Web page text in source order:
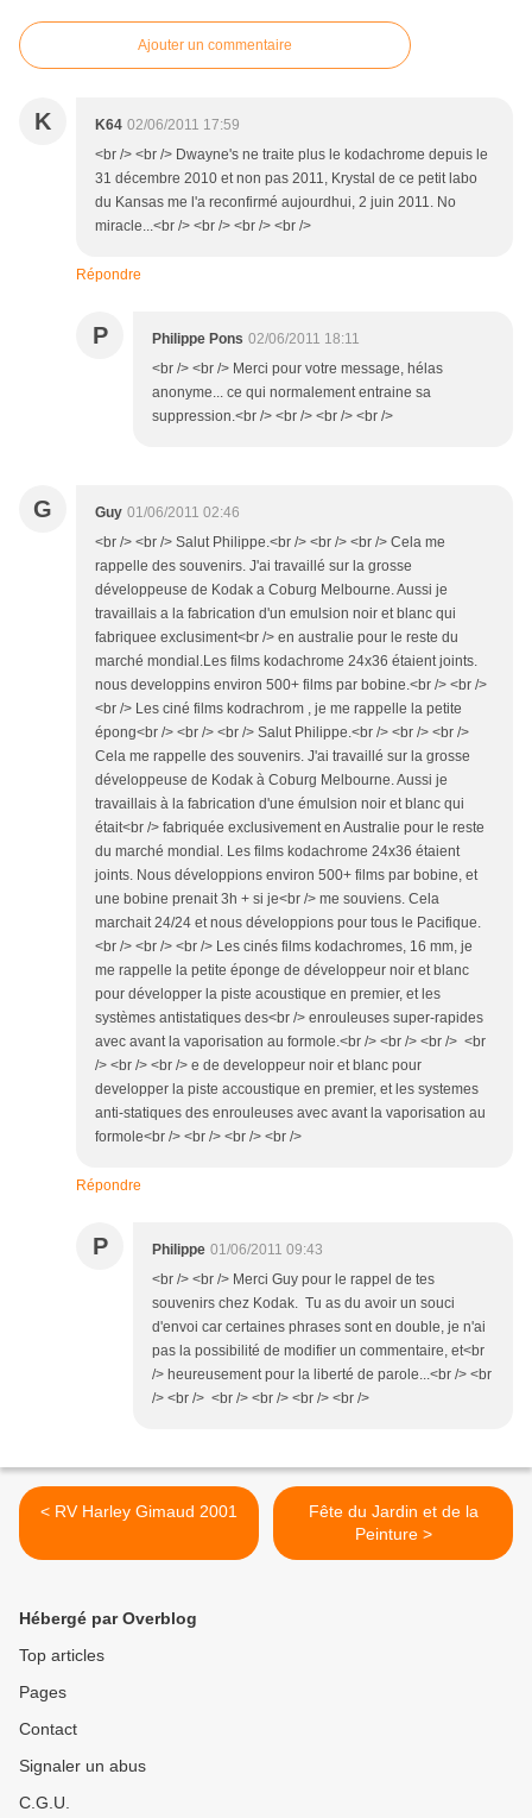
Ajouter un commentaire
K K64 02/06/2011 17:59
<br /> <br /> Dwayne's ne traite plus le kodachrome depuis le
31 décembre 2010 et non pas 2011, Krystal de ce petit labo
du Kansas me l'a reconfirmé aujourdhui, 2 juin 2011. No
miracle...<br /> <br /> <br /> <br />
Répondre
P Philippe Pons 02/06/2011 18:11
<br /> <br /> Merci pour votre message, hélas
anonyme... ce qui normalement entraine sa
suppression.<br /> <br /> <br /> <br />
G Guy 01/06/2011 02:46
<br /> <br /> Salut Philippe.<br /> <br /> <br /> Cela me
rappelle des souvenirs. J'ai travaillé sur la grosse
développeuse de Kodak a Coburg Melbourne. Aussi je
travaillais a la fabrication d'un emulsion noir et blanc qui
fabriquee exclusiment<br /> en australie pour le reste du
marché mondial.Les films kodachrome 24x36 étaient joints.
nous developpins environ 500+ films par bobine.<br /> <br />
<br /> Les ciné films kodrachrom , je me rappelle la petite
épong<br /> <br /> <br /> Salut Philippe.<br /> <br /> <br />
Cela me rappelle des souvenirs. J'ai travaillé sur la grosse
développeuse de Kodak à Coburg Melbourne. Aussi je
travaillais à la fabrication d'une émulsion noir et blanc qui
était<br /> fabriquée exclusivement en Australie pour le reste
du marché mondial. Les films kodachrome 24x36 étaient
joints. Nous développions environ 500+ films par bobine, et
une bobine prenait 3h + si je<br /> me souviens. Cela
marchait 24/24 et nous développions pour tous le Pacifique.
<br /> <br /> <br /> Les cinés films kodachromes, 16 mm, je
me rappelle la petite éponge de développeur noir et blanc
pour développer la piste acoustique en premier, et les
systèmes antistatiques des<br /> enrouleuses super-rapides
avec avant la vaporisation au formole.<br /> <br /> <br /> <br
/> <br /> <br /> e de developpeur noir et blanc pour
developper la piste accoustique en premier, et les systemes
anti-statiques des enrouleuses avec avant la vaporisation au
formole<br /> <br /> <br /> <br />
Répondre
P Philippe 01/06/2011 09:43
<br /> <br /> Merci Guy pour le rappel de tes
souvenirs chez Kodak. Tu as du avoir un souci
d'envoi car certaines phrases sont en double, je n'ai
pas la possibilité de modifier un commentaire, et<br
/> heureusement pour la liberté de parole...<br /> <br
/> <br /> <br /> <br /> <br /> <br />
< RV Harley Gimaud 2001
Fête du Jardin et de la
Peinture >
Hébergé par Overblog
Top articles
Pages
Contact
Signaler un abus
C.G.U.